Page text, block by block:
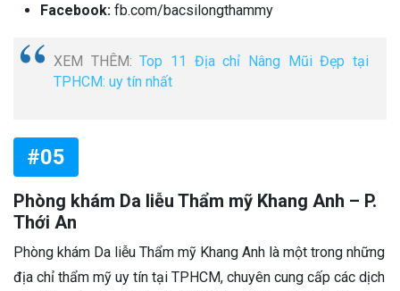
Facebook: fb.com/bacsilongthammy
XEM THÊM:Top 11 Địa chỉ Nâng Mũi Đẹp tại
TPHCM: uy tín nhất
#05
Phòng khám Da liễu Thẩm mỹ Khang Anh – P.
Thới An
Phòng khám Da liễu Thẩm mỹ Khang Anh là một trong những
địa chỉ thẩm mỹ uy tín tại TPHCM, chuyên cung cấp các dịch